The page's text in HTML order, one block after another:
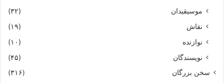
موسیقیدان
(۳۲)
نقاش
(۱۹)
نوازنده
(۱۰)
نویسندگان
(۴۵)
سخن بزرگان
(۳۱۶)